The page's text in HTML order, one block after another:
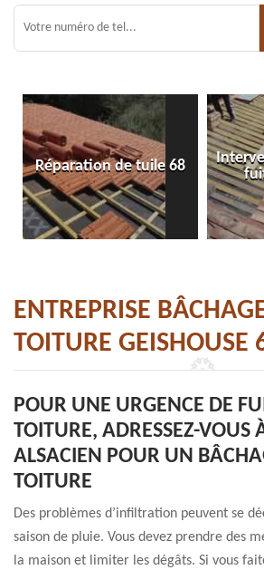
Réparation de tuile 68
ENTREPRISE
TOITURE GEISHOUSE
POUR UNE URGENCE DE
TOITURE, ADRESSEZ-VOUS
ALSACIEN POUR UN
TOITURE
Des problèmes d’infiltration peuvent se
saison de pluie. Vous devez prendre des
la maison et limiter les dégâts. Si vous